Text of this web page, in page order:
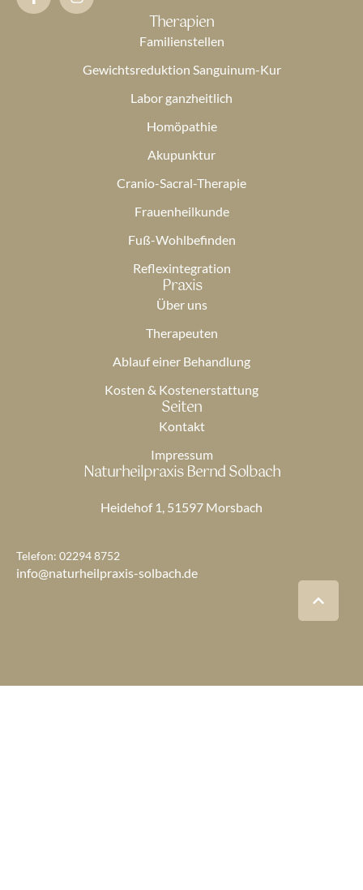
Therapien
Familienstellen
Gewichtsreduktion Sanguinum-Kur
Labor ganzheitlich
Homöpathie
Akupunktur
Cranio-Sacral-Therapie
Frauenheilkunde
Fuß-Wohlbefinden
Reflexintegration
Praxis
Über uns
Therapeuten
Ablauf einer Behandlung
Kosten & Kostenerstattung
Seiten
Kontakt
Impressum
Naturheilpraxis Bernd Solbach
Heidehof 1, 51597 Morsbach
Telefon: 02294 8752
info@naturheilpraxis-solbach.de